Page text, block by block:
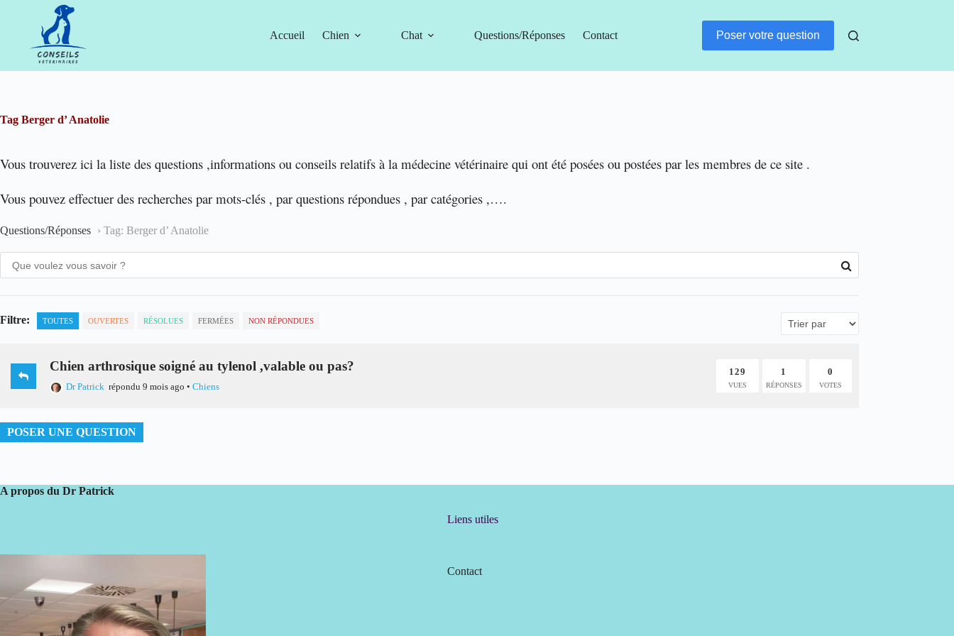
Accueil Chien Chat Questions/Réponses Contact Poser votre question
Tag Berger d’ Anatolie
Vous trouverez ici la liste des questions ,informations ou conseils relatifs à la médecine vétérinaire qui ont été posées ou postées par les membres de ce site .
Vous pouvez effectuer des recherches par mots-clés , par questions répondues , par catégories ,….
Questions/Réponses › Tag: Berger d’ Anatolie
Filtre: TOUTES OUVERTES RÉSOLUES FERMÉES NON RÉPONDUES
Chien arthrosique soigné au tylenol ,valable ou pas?
Dr Patrick répondu 9 mois ago • Chiens
129
VUES
1
RÉPONSES
0
VOTES
POSER UNE QUESTION
A propos du Dr Patrick
Liens utiles
Contact